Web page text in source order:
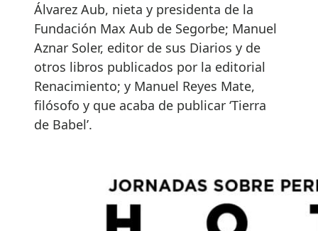
Álvarez Aub, nieta y presidenta de la
Fundación Max Aub de Segorbe; Manuel
Aznar Soler, editor de sus Diarios y de
otros libros publicados por la editorial
Renacimiento; y Manuel Reyes Mate,
filósofo y que acaba de publicar ‘Tierra
de Babel’.